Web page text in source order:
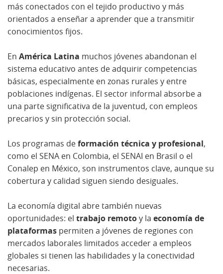
más conectados con el tejido productivo y más
orientados a enseñar a aprender que a transmitir
conocimientos fijos.
En América Latina muchos jóvenes abandonan el
sistema educativo antes de adquirir competencias
básicas, especialmente en zonas rurales y entre
poblaciones indígenas. El sector informal absorbe a
una parte significativa de la juventud, con empleos
precarios y sin protección social.
Los programas deformación técnica y profesional,
como el SENA en Colombia, el SENAI en Brasil o el
Conalep en México, son instrumentos clave, aunque su
cobertura y calidad siguen siendo desiguales.
La economía digital abre también nuevas
oportunidades: el trabajo remotoy la economía de
plataformas permiten a jóvenes de regiones con
mercados laborales limitados acceder a empleos
globales si tienen las habilidades y la conectividad
necesarias.